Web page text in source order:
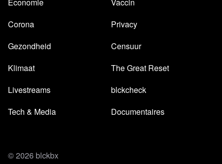
Corona
Gezondheid
Klimaat
Livestreams
Tech & Media
Privacy
Censuur
The Great Reset
blckcheck
Documentaires
© 2026 blckbx